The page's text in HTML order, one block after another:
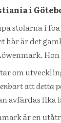
i
stolarna i
här är det
om
att detta
avfärdas lika
är en